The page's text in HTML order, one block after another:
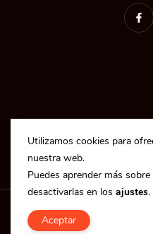
Copyright ©
Utilizamos cookies para
nuestra web.
Puedes aprender más
desactivarlas en los ajustes.
Aceptar